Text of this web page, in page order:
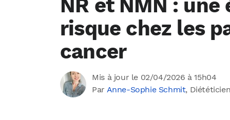
NR et NMN :
risque chez les
cancer
Mis à jour le 02/04/2026 à 15h04
Par Anne-Sophie Schmit,